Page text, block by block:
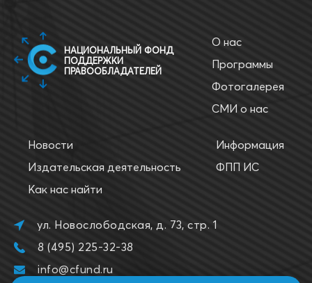
НАЦИОНАЛЬНЫЙ ФОНД
ПОДДЕРЖКИ
ПРАВООБЛАДАТЕЛЕЙ
О нас
Программы
Фотогалерея
СМИ о нас
Новости
Издательская деятельность
Как нас найти
Информация
ФПП ИС
ул. Новослободская, д. 73, стр. 1
8 (495) 225-32-38
info@cfund.ru